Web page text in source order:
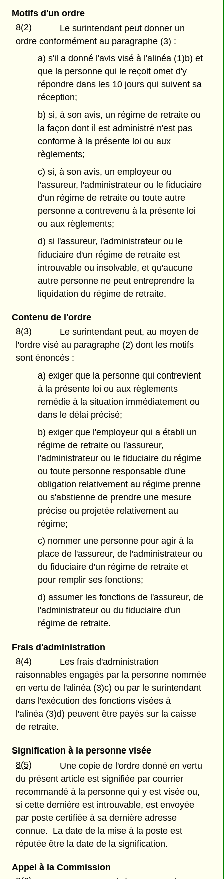
Motifs d'un ordre
8(2)
Le surintendant peut donner un
ordre conformément au paragraphe (3) :
a) s'il a donné l'avis visé à l'alinéa (1)b) et
que la personne qui le reçoit omet d'y
répondre dans les 10 jours qui suivent sa
réception;
b) si, à son avis, un régime de retraite ou
la façon dont il est administré n'est pas
conforme à la présente loi ou aux
règlements;
c) si, à son avis, un employeur ou
l'assureur, l'administrateur ou le fiduciaire
d'un régime de retraite ou toute autre
personne a contrevenu à la présente loi
ou aux règlements;
d) si l'assureur, l'administrateur ou le
fiduciaire d'un régime de retraite est
introuvable ou insolvable, et qu'aucune
autre personne ne peut entreprendre la
liquidation du régime de retraite.
Contenu de l'ordre
8(3)
Le surintendant peut, au moyen de
l'ordre visé au paragraphe (2) dont les motifs
sont énoncés :
a) exiger que la personne qui contrevient
à la présente loi ou aux règlements
remédie à la situation immédiatement ou
dans le délai précisé;
b) exiger que l'employeur qui a établi un
régime de retraite ou l'assureur,
l'administrateur ou le fiduciaire du régime
ou toute personne responsable d'une
obligation relativement au régime prenne
ou s'abstienne de prendre une mesure
précise ou projetée relativement au
régime;
c) nommer une personne pour agir à la
place de l'assureur, de l'administrateur ou
du fiduciaire d'un régime de retraite et
pour remplir ses fonctions;
d) assumer les fonctions de l'assureur, de
l'administrateur ou du fiduciaire d'un
régime de retraite.
Frais d'administration
8(4)
Les frais d'administration
raisonnables engagés par la personne nommée
en vertu de l'alinéa (3)c) ou par le surintendant
dans l'exécution des fonctions visées à
l'alinéa (3)d) peuvent être payés sur la caisse
de retraite.
Signification à la personne visée
8(5)
Une copie de l'ordre donné en vertu
du présent article est signifiée par courrier
recommandé à la personne qui y est visée ou,
si cette dernière est introuvable, est envoyée
par poste certifiée à sa dernière adresse
connue. La date de la mise à la poste est
réputée être la date de la signification.
Appel à la Commission